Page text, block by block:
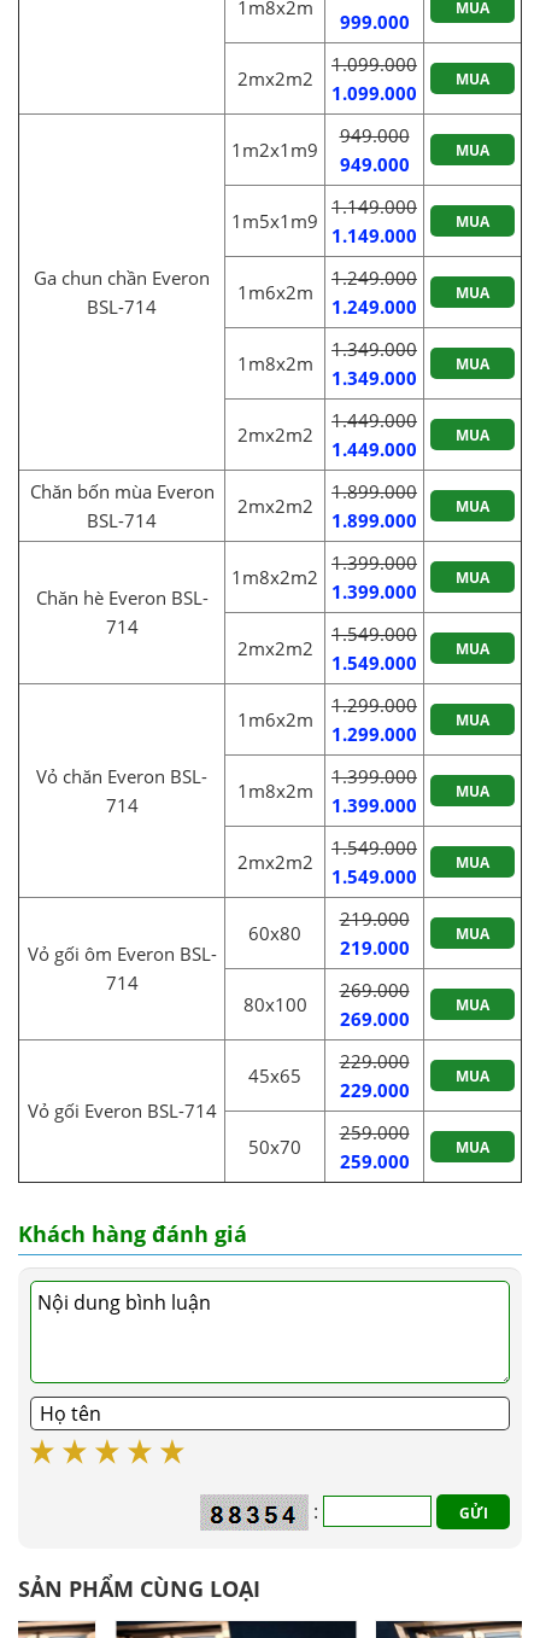
1m8x2m
999.000
MUA
2mx2m2
1.099.000
1.099.000
MUA
Ga chun chần Everon
BSL-714
1m2x1m9
949.000
949.000
MUA
1m5x1m9
1.149.000
1.149.000
MUA
1m6x2m
1.249.000
1.249.000
MUA
1m8x2m
1.349.000
1.349.000
MUA
2mx2m2
1.449.000
1.449.000
MUA
Chăn bốn mùa Everon
BSL-714
2mx2m2
1.899.000
1.899.000
MUA
Chăn hè Everon BSL-
714
1m8x2m2
1.399.000
1.399.000
MUA
2mx2m2
1.549.000
1.549.000
MUA
Vỏ chăn Everon BSL-
714
1m6x2m
1.299.000
1.299.000
MUA
1m8x2m
1.399.000
1.399.000
MUA
2mx2m2
1.549.000
1.549.000
MUA
Vỏ gối ôm Everon BSL-
714
60x80
219.000
219.000
MUA
80x100
269.000
269.000
MUA
Vỏ gối Everon BSL-714
45x65
229.000
229.000
MUA
50x70
259.000
259.000
MUA
Khách hàng đánh giá
:
SẢN PHẨM CÙNG LOẠI